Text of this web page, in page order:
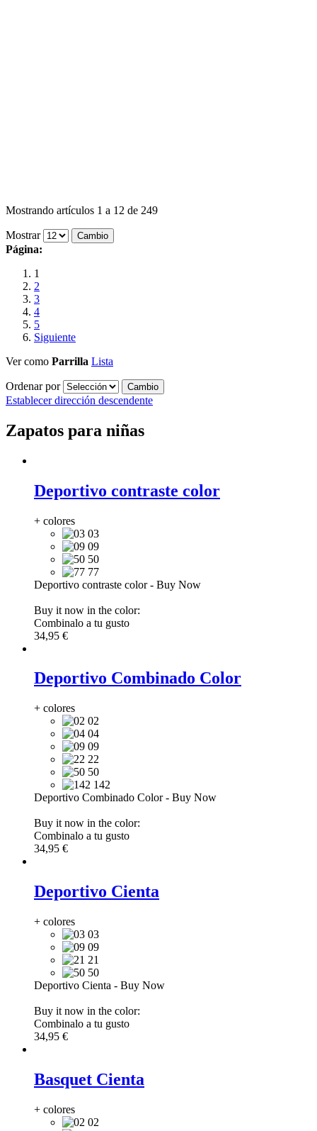
Mostrando artículos 1 a 12 de 249
Mostrar
Página:
1
2
3
4
5
Siguiente
Ver como Parrilla Lista
Ordenar por
Establecer dirección descendente
Zapatos para niñas
Deportivo contraste color
+ colores
03
09
50
77
Deportivo contraste color- Buy Now
Buy it now in the color:
Combinalo a tu gusto
34,95 €
Deportivo Combinado Color
+ colores
02
04
09
22
50
142
Deportivo Combinado Color- Buy Now
Buy it now in the color:
Combinalo a tu gusto
34,95 €
Deportivo Cienta
+ colores
03
09
21
50
Deportivo Cienta - Buy Now
Buy it now in the color:
Combinalo a tu gusto
34,95 €
Basquet Cienta
+ colores
02